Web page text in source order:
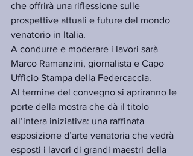
che offrirà una riflessione sulle
prospettive attuali e future del mondo
venatorio in Italia.
A condurre e moderare i lavori sarà
Marco Ramanzini, giornalista e Capo
Ufficio Stampa della Federcaccia.
Al termine del convegno si apriranno le
porte della mostra che dà il titolo
all’intera iniziativa: una raffinata
esposizione d’arte venatoria che vedrà
esposti i lavori di grandi maestri della